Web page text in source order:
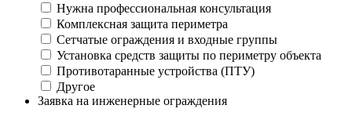
Нужна профессиональная консультация
Комплексная защита периметра
Сетчатые ограждения и входные группы
Установка средств защиты по периметру объекта
Противотаранные устройства (ПТУ)
Другое
Заявка на инженерные ограждения